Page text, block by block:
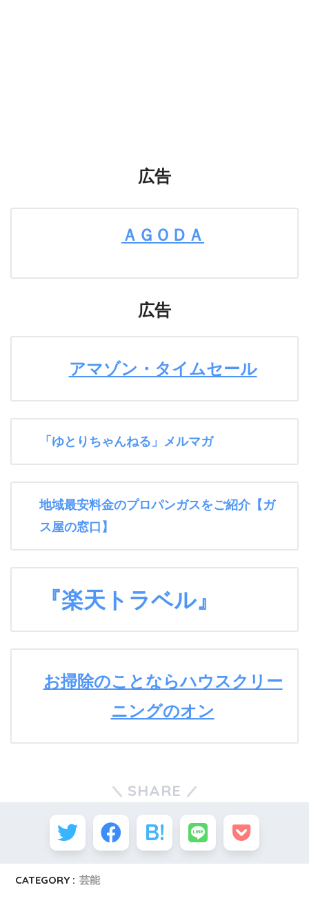
広告
ＡＧＯＤＡ
広告
アマゾン・タイムセール
「ゆとりちゃんねる」メルマガ
地域最安料金のプロパンガスをご紹介【ガ
ス屋の窓口】
『楽天トラベル』
お掃除のことならハウスクリー
ニングのオン
SHARE
CATEGORY : 芸能